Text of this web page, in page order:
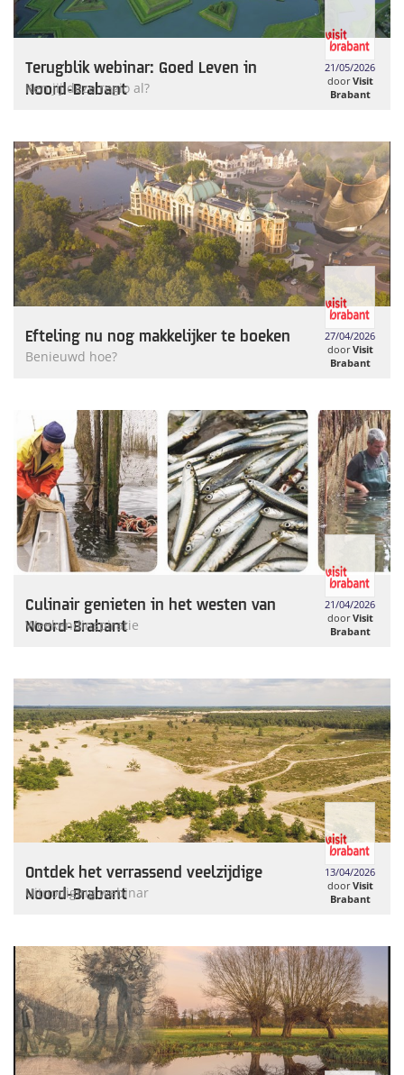
Terugblik webinar: Goed Leven in
Noord-Brabant
Ken jij deze regio al?
21/05/2026
doorVisit
Brabant
Efteling nu nog makkelijker te boeken
Benieuwd hoe?
27/04/2026
doorVisit
Brabant
Culinair genieten in het westen van
Noord-Brabant
Weekendinspiratie
21/04/2026
doorVisit
Brabant
Ontdek het verrassend veelzijdige
Noord-Brabant
Uitnodiging webinar
13/04/2026
doorVisit
Brabant